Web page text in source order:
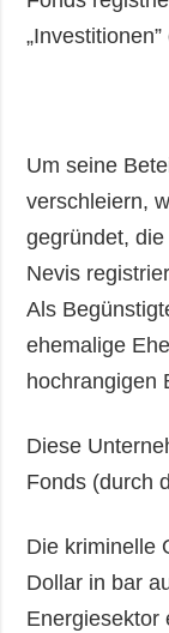
Um seine
verschleiern,
gegründet,
Nevis
Als
ehemalige
hochrangigen
Diese
Fonds (durch
Die kriminelle
Dollar in bar
Energiesektor